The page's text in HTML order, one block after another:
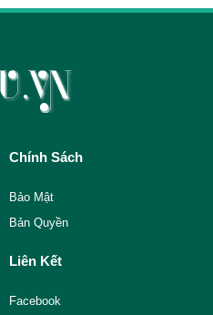
Chính Sách
Bảo Mật
Bản Quyền
Liên Kết
Facebook